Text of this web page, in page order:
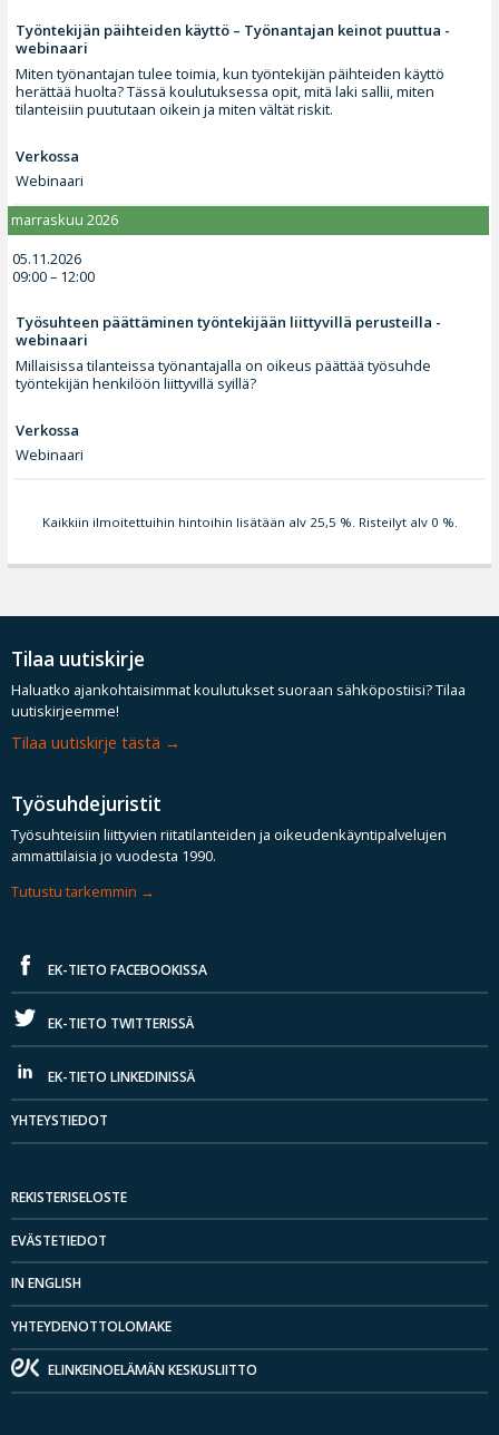
Työntekijän päihteiden käyttö – Työnantajan keinot puuttua -
webinaari
Miten työnantajan tulee toimia, kun työntekijän päihteiden käyttö
herättää huolta? Tässä koulutuksessa opit, mitä laki sallii, miten
tilanteisiin puututaan oikein ja miten vältät riskit.
Verkossa
Webinaari
marraskuu 2026
05.11.2026
09:00 – 12:00
Työsuhteen päättäminen työntekijään liittyvillä perusteilla -
webinaari
Millaisissa tilanteissa työnantajalla on oikeus päättää työsuhde
työntekijän henkilöön liittyvillä syillä?
Verkossa
Webinaari
Kaikkiin ilmoitettuihin hintoihin lisätään alv 25,5 %. Risteilyt alv 0 %.
Tilaa uutiskirje
Haluatko ajankohtaisimmat koulutukset suoraan sähköpostiisi? Tilaa
uutiskirjeemme!
Tilaa uutiskirje tästä
Työsuhdejuristit
Työsuhteisiin liittyvien riitatilanteiden ja oikeudenkäyntipalvelujen
ammattilaisia jo vuodesta 1990.
Tutustu tarkemmin
EK-TIETO FACEBOOKISSA
EK-TIETO TWITTERISSÄ
EK-TIETO LINKEDINISSÄ
YHTEYSTIEDOT
REKISTERISELOSTE
EVÄSTETIEDOT
IN ENGLISH
YHTEYDENOTTOLOMAKE
ELINKEINOELÄMÄN KESKUSLIITTO